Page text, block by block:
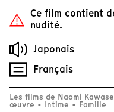
Ce film contient
nudité.
Japonais
Français
Les films de Naomi Kawase
œuvre • Intime • Famille